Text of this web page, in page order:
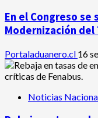
En el Congreso se
Modernización del
Portaladuanero.cl 16
Noticias